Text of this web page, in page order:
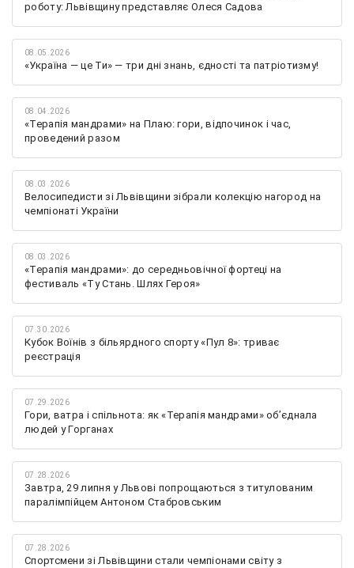
роботу: Львівщину представляє Олеся Садова
08.05.2026
«Україна — це Ти» — три дні знань, єдності та патріотизму!
08.04.2026
«Терапія мандрами» на Плаю: гори, відпочинок і час,
проведений разом
08.03.2026
Велосипедисти зі Львівщини зібрали колекцію нагород на
чемпіонаті України
08.03.2026
«Терапія мандрами»: до середньовічної фортеці на
фестиваль «Ту Стань. Шлях Героя»
07.30.2026
Кубок Воїнів з більярдного спорту «Пул 8»: триває
реєстрація
07.29.2026
Гори, ватра і спільнота: як «Терапія мандрами» об’єднала
людей у Горганах
07.28.2026
Завтра, 29 липня у Львові попрощаються з титулованим
паралімпійцем Антоном Стабровським
07.28.2026
Спортсмени зі Львівщини стали чемпіонами світу з